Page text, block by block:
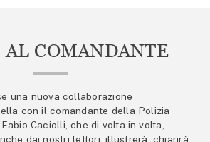
COMANDANTE
una nuova collaborazione
con il comandante della Polizia
Caciolli, che di volta in volta,
dai nostri lettori, illustrerà, chiarirà,